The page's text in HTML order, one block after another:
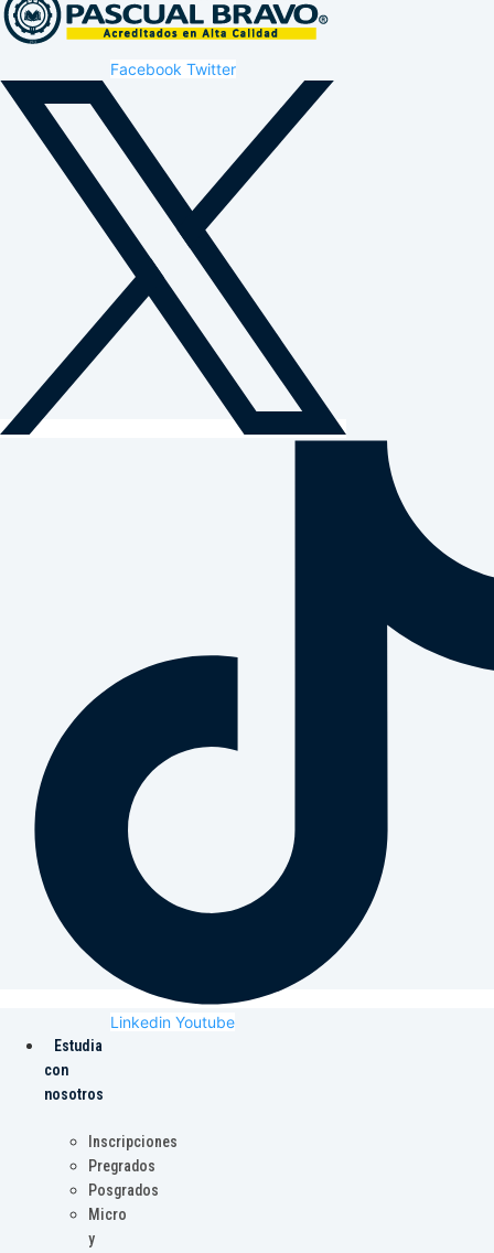
Facebook Twitter
Linkedin Youtube
Estudia
con
nosotros
Inscripciones
Pregrados
Posgrados
Micro
y